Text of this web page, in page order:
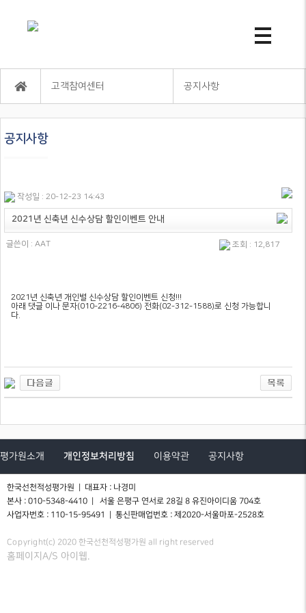
고객참여센터 공지사항
공지사항
작성일 : 20-12-23 14:43
2021년 신축년 신수상담 할인이벤트 안내
글쓴이 : AAT 조회 : 12,817
2021년 신축년 개인별 신수상담 할인이벤트 신청!!!
아래 댓글 이나 문자(010-2216-4806) 전화(02-312-1588)로 신청 가능합니
다.
평가원소개 개인정보처리방침 이용약관 공지사항
한국선천적성평가원 | 대표자 : 나경미
본사 : 010-5348-4410 | 서울 은평구 연서로 28길 8 유진아이디움 704호
사업자번호 : 110-15-95491 | 통신판매업번호 : 제2020-서울마포-2528호
Copyright(c) 2020 한국선천적성평가원 all right reserved
홈페이지A/S 아이웹.